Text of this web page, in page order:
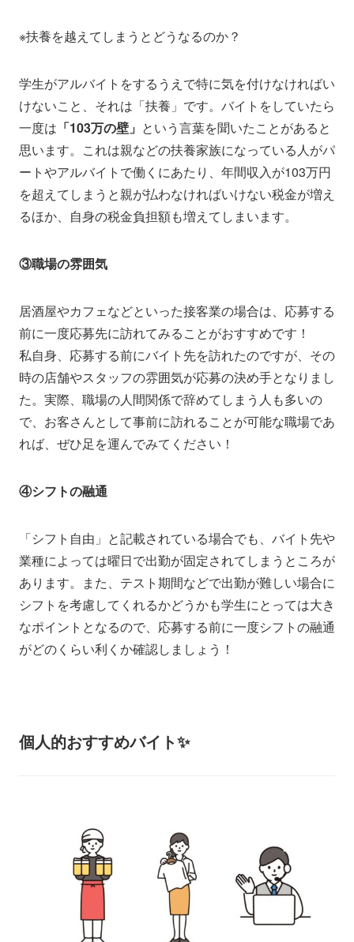
※扶養を越えてしまうとどうなるのか？
学生がアルバイトをするうえで特に気を付けなければい
けないこと、それは「扶養」です。バイトをしていたら
一度は 「103万の壁」 という言葉を聞いたことがあると
思います。これは親などの扶養家族になっている人がパ
ートやアルバイトで働くにあたり、年間収入が103万円
を超えてしまうと親が払わなければいけない税金が増え
るほか、自身の税金負担額も増えてしまいます。
③職場の雰囲気
居酒屋やカフェなどといった接客業の場合は、応募する
前に一度応募先に訪れてみることがおすすめです！
私自身、応募する前にバイト先を訪れたのですが、その
時の店舗やスタッフの雰囲気が応募の決め手となりまし
た。実際、職場の人間関係で辞めてしまう人も多いの
で、お客さんとして事前に訪れることが可能な職場であ
れば、ぜひ足を運んでみてください！
④シフトの融通
「シフト自由」と記載されている場合でも、バイト先や
業種によっては曜日で出勤が固定されてしまうところが
あります。また、テスト期間などで出勤が難しい場合に
シフトを考慮してくれるかどうかも学生にとっては大き
なポイントとなるので、応募する前に一度シフトの融通
がどのくらい利くか確認しましょう！
個人的おすすめバイト✨